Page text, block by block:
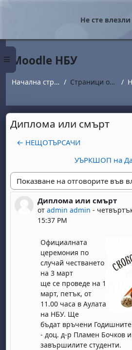
Страничен панел
Не сте
Moodle НБУ
Начална страница Страници от сайта
Диплома или смърт
← НЕЩОТЪРСАЧИ
УЪРКШОП на
Начин на показване
Диплома или смърт
от admin admin -
15:37 PM
Number of replies: 0
Официалната
церемония по
случай честването
на 3 март
ще се проведе на 1
март, петък, от
11.00 чaса в Аулата
на НБУ. Ще
бъдат връчени
- доц. д-р Пламен Бочков и
завършилите студенти.